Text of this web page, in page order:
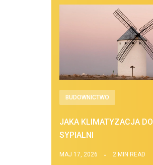
BUDOWNICTWO
JAKA KLIMATYZACJA DO
SYPIALNI
MAJ 17, 2026 2 MIN READ